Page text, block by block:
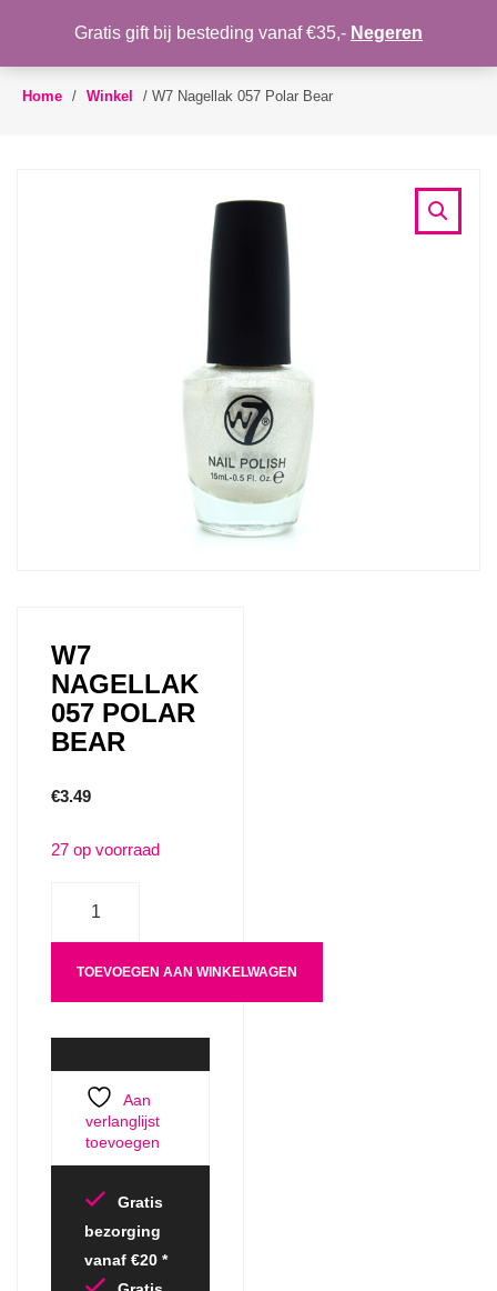
Toggle
WENSLIJST
Home / Winkel / W7 Nagellak 057 Polar Bear
W7
NAGELLAK
057 POLAR
BEAR
€3.49
27 op voorraad
TOEVOEGEN AAN WINKELWAGEN
Aan
verlanglijst
toevoegen
Gratis
bezorging
vanaf €20 *
Gratis gift bij besteding vanaf €35,- Negeren